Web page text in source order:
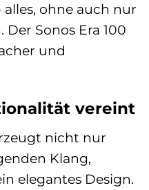
alles, ohne auch nur
Sonos Era 100
und
vereint
nicht nur
Klang,
elegantes Design.